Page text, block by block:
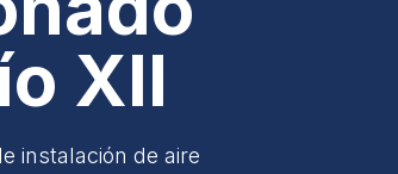
XII
instalación de aire